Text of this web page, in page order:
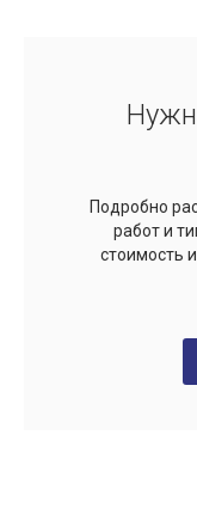
Подробно
работ и
стоимость